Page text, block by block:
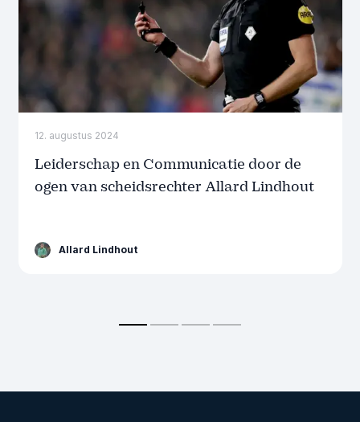
12. augustus 2024
Leiderschap en Communicatie door de
ogen van scheidsrechter Allard Lindhout
Allard Lindhout